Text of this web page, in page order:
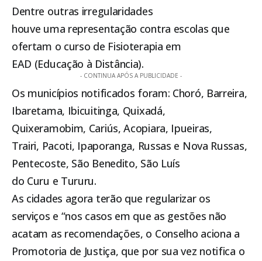
Dentre outras irregularidades
houve uma representação contra escolas que
ofertam o curso de Fisioterapia em
EAD (Educação à Distância).
- CONTINUA APÓS A PUBLICIDADE -
Os municípios notificados foram: Choró, Barreira,
Ibaretama, Ibicuitinga, Quixadá,
Quixeramobim, Cariús, Acopiara, Ipueiras,
Trairi, Pacoti, Ipaporanga, Russas e Nova Russas,
Pentecoste, São Benedito, São Luís
do Curu e Tururu.
As cidades agora terão que regularizar os
serviços e “nos casos em que as gestões não
acatam as recomendações, o Conselho aciona a
Promotoria de Justiça, que por sua vez notifica o